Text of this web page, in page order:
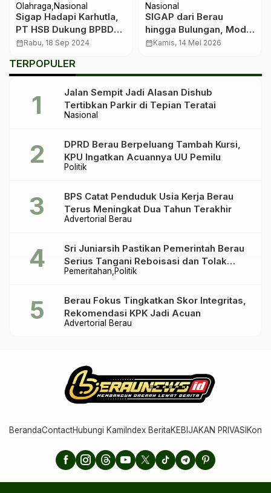
Olahraga Nasional
Sigap Hadapi Karhutla,
PT HSB Dukung BPBD
Berau dengan Bantuan
calendar_monthRabu, 18 Sep 2024
Nasional
SIGAP dari Berau
hingga Bulungan, Model
Baru Pembangunan
calendar_monthKamis, 14 Mei 2026
TERPOPULER
Nasional
Jalan Sempit Jadi Alasan Dishub
Tertibkan Parkir di Tepian Teratai
Politik
DPRD Berau Berpeluang Tambah Kursi,
KPU Ingatkan Acuannya UU Pemilu
Advertorial Berau
BPS Catat Penduduk Usia Kerja Berau
Terus Meningkat Dua Tahun Terakhir
Pemeritahan Politik
Sri Juniarsih Pastikan Pemerintah Berau
Serius Tangani Reboisasi dan Tolak
Praktik Ilegal
Advertorial Berau
Berau Fokus Tingkatkan Skor Integritas,
Rekomendasi KPK Jadi Acuan
BerandaContactHubungi Kami Index BeritaKEBIJAKAN PRIVASI